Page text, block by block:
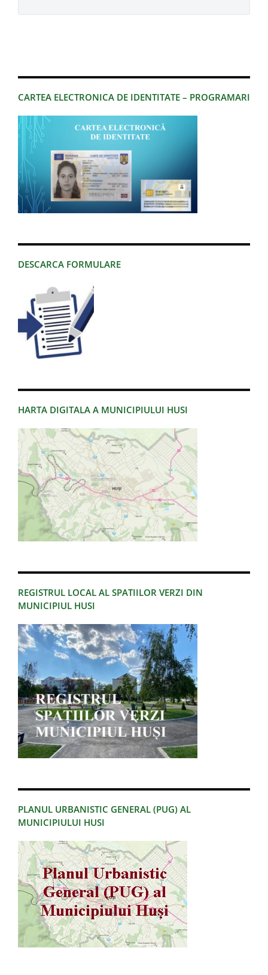
CARTEA ELECTRONICA DE IDENTITATE – PROGRAMARI
DESCARCA FORMULARE
HARTA DIGITALA A MUNICIPIULUI HUSI
REGISTRUL LOCAL AL SPATIILOR VERZI DIN
MUNICIPIUL HUSI
PLANUL URBANISTIC GENERAL (PUG) AL
MUNICIPIULUI HUSI